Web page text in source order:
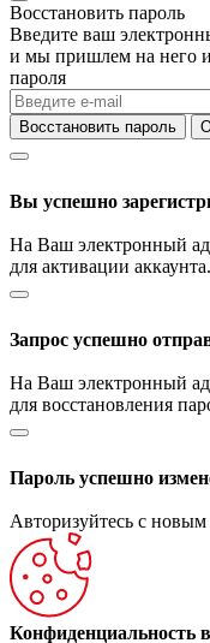
Восстановить пароль
Введите ваш
и мы пришлем на него
пароля
Восстановить пароль
Вы успешно
На Ваш электронный
для активации аккаунта.
Запрос успешно
На Ваш электронный
для восстановления
Пароль успешно
Авторизуйтесь с
Конфиденциальность